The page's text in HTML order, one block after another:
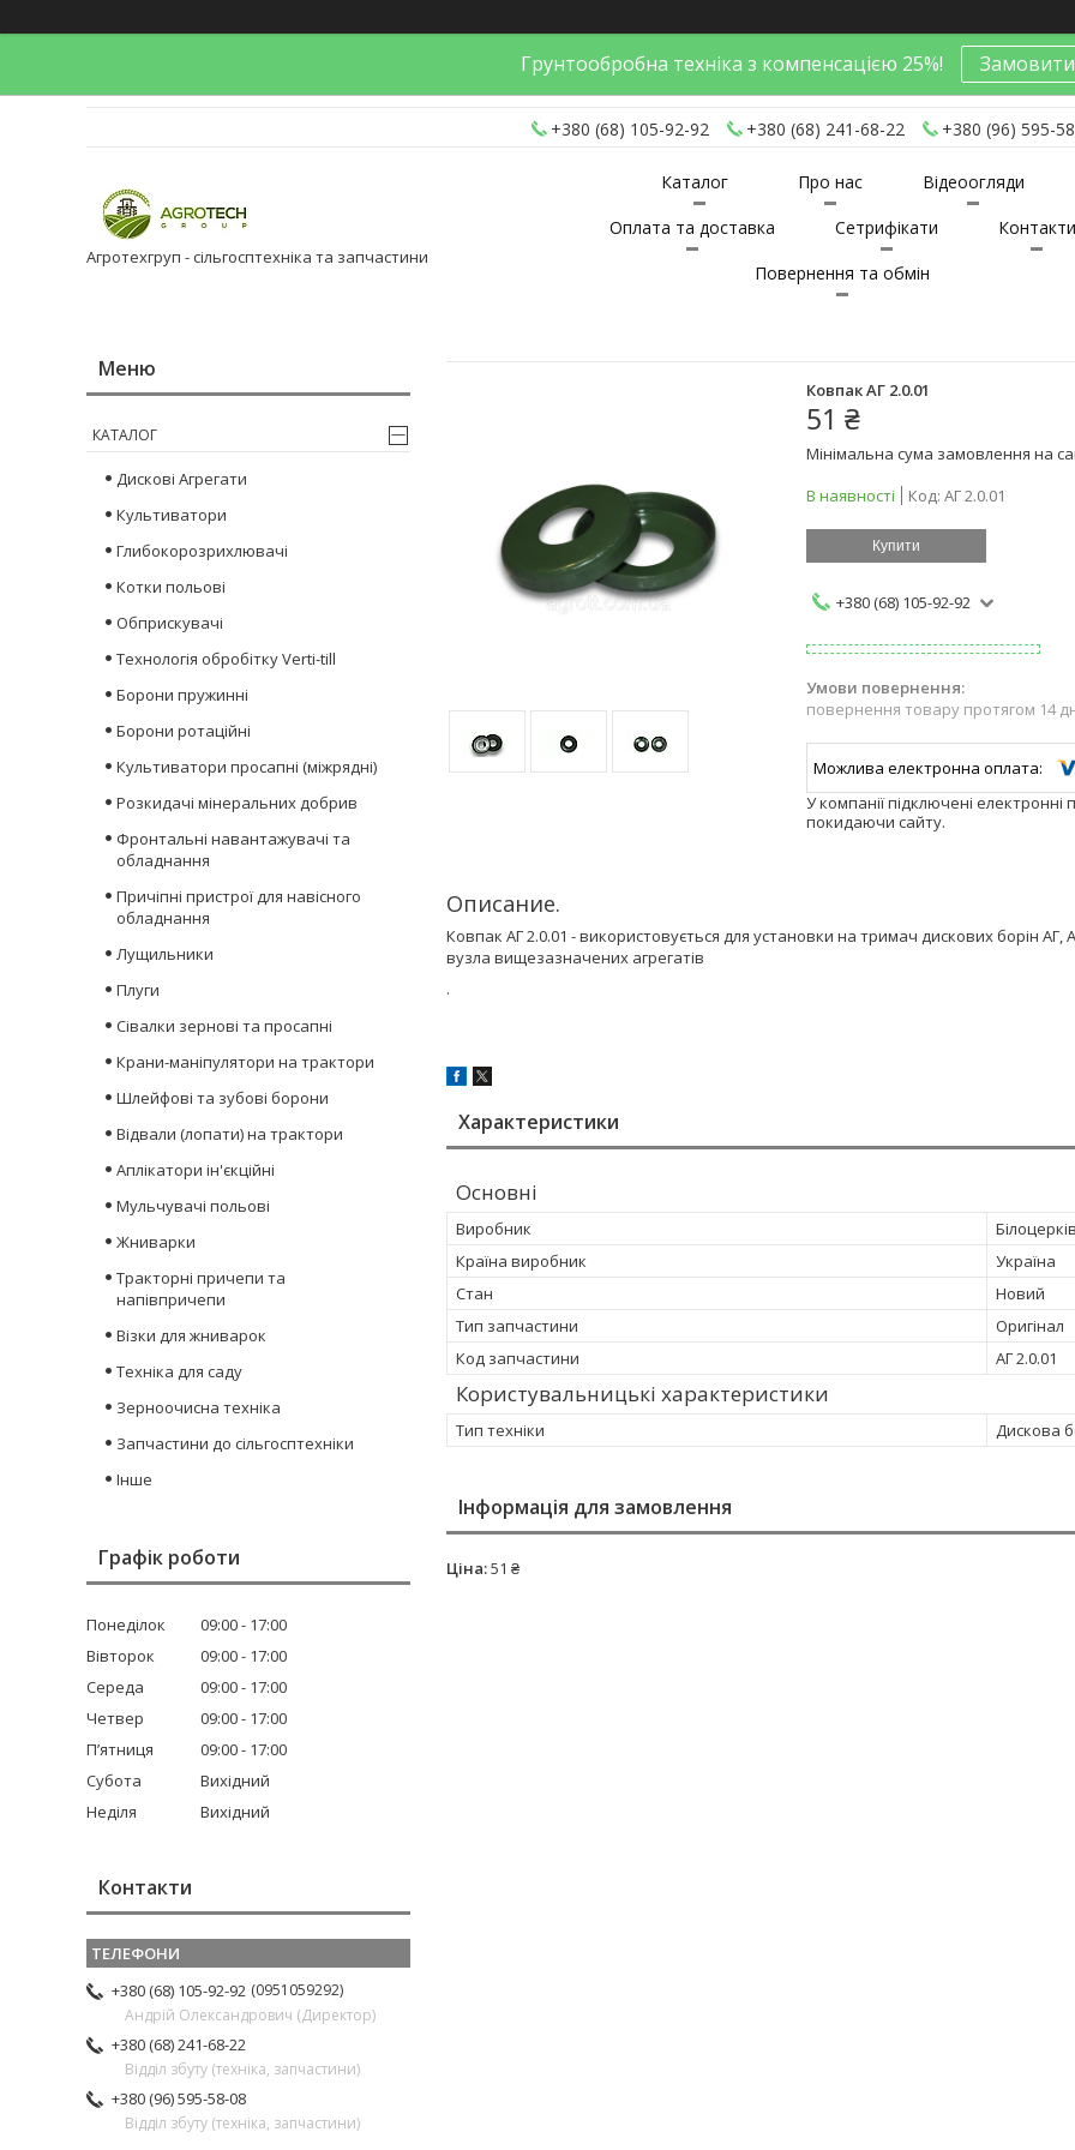
Грунтообробна техніка з компенсацією 25%!
+380 (68) 105-92-92 +380 (68) 241-68-22 +380 (96) 595-
Агротехгруп - сільгосптехніка та запчастини
Каталог Про нас
Відеоогляди
Оплата та доставка
Сетрифікати
Контакти
Повернення та обмін
Ковпак АГ 2.0.01
51 ₴
Мінімальна сума замовлення на
В наявності
Код: АГ 2.0.01
Купити
+380 (68) 105-92-92
повернення товару протягом 14
У компанії підключені
покидаючи сайту.
Описание.
Ковпак АГ 2.0.01 - використовується для установки на тримач дискових борін
вузла вищезазначених агрегатів
.
Характеристики
Основні
Виробник
Країна виробник
Україна
Стан
Новий
Тип запчастини
Оригінал
Код запчастини
АГ 2.0.01
Користувальницькі характеристики
Тип техніки Дискова
Інформація для замовлення
Ціна:51 ₴
КАТАЛОГ
Дискові Агрегати
Культиватори
Глибокорозрихлювачі
Котки польові
Обприскувачі
Технологія обробітку Verti-till
Борони пружинні
Борони ротаційні
Культиватори просапні (міжрядні)
Розкидачі мінеральних добрив
Фронтальні навантажувачі та
обладнання
Причіпні пристрої для навісного
обладнання
Лущильники
Плуги
Сівалки зернові та просапні
Крани-маніпулятори на трактори
Шлейфові та зубові борони
Відвали (лопати) на трактори
Аплікатори ін'єкційні
Мульчувачі польові
Жниварки
Тракторні причепи та
напівпричепи
Візки для жниварок
Техніка для саду
Зерноочисна техніка
Запчастини до сільгосптехніки
Інше
Графік роботи
Понеділок 09:00
17:00
Вівторок
09:00
17:00
Середа
09:00
17:00
Четвер
09:00
17:00
Пʼятниця
09:00
17:00
Субота
Вихідний
Неділя
Вихідний
Контакти
+380 (68) 105-92-92 0951059292
Андрій Олександрович (Директор)
+380 (68) 241-68-22
Відділ збуту (техніка, запчастини)
+380 (96) 595-58-08
Відділ збуту (техніка, запчастини)